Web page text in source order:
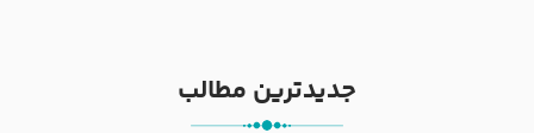
جدیدترین مطالب